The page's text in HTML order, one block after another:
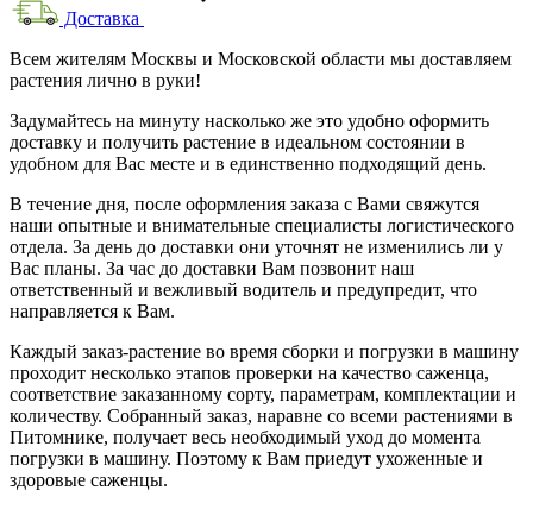
Доставка
Всем жителям Москвы и Московской области мы доставляем
растения лично в руки!
Задумайтесь на минуту насколько же это удобно оформить
доставку и получить растение в идеальном состоянии в
удобном для Вас месте и в единственно подходящий день.
В течение дня, после оформления заказа с Вами свяжутся
наши опытные и внимательные специалисты логистического
отдела. За день до доставки они уточнят не изменились ли у
Вас планы. За час до доставки Вам позвонит наш
ответственный и вежливый водитель и предупредит, что
направляется к Вам.
Каждый заказ-растение во время сборки и погрузки в машину
проходит несколько этапов проверки на качество саженца,
соответствие заказанному сорту, параметрам, комплектации и
количеству. Собранный заказ, наравне со всеми растениями в
Питомнике, получает весь необходимый уход до момента
погрузки в машину. Поэтому к Вам приедут ухоженные и
здоровые саженцы.